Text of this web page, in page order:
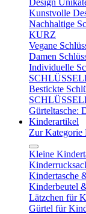
Design
Kunstvolle
Nachhaltige
KURZ
Vegane
Damen
Individuelle
Bestickte
Gürteltasche:
Kinderartikel
Zur Kategorie
Kleine
Kindertasche
Kinderbeutel
Lätzchen für
Gürtel für